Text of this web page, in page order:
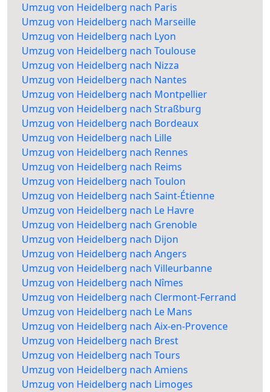
Umzug von Heidelberg nach Paris
Umzug von Heidelberg nach Marseille
Umzug von Heidelberg nach Lyon
Umzug von Heidelberg nach Toulouse
Umzug von Heidelberg nach Nizza
Umzug von Heidelberg nach Nantes
Umzug von Heidelberg nach Montpellier
Umzug von Heidelberg nach Straßburg
Umzug von Heidelberg nach Bordeaux
Umzug von Heidelberg nach Lille
Umzug von Heidelberg nach Rennes
Umzug von Heidelberg nach Reims
Umzug von Heidelberg nach Toulon
Umzug von Heidelberg nach Saint-Étienne
Umzug von Heidelberg nach Le Havre
Umzug von Heidelberg nach Grenoble
Umzug von Heidelberg nach Dijon
Umzug von Heidelberg nach Angers
Umzug von Heidelberg nach Villeurbanne
Umzug von Heidelberg nach Nîmes
Umzug von Heidelberg nach Clermont-Ferrand
Umzug von Heidelberg nach Le Mans
Umzug von Heidelberg nach Aix-en-Provence
Umzug von Heidelberg nach Brest
Umzug von Heidelberg nach Tours
Umzug von Heidelberg nach Amiens
Umzug von Heidelberg nach Limoges